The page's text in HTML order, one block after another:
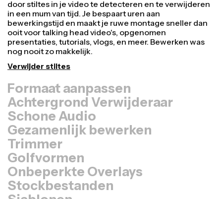
Hergebruik video's sneller en maak ze professioneler
met onze Resize Canvas functie! In slechts een paar
klikken kun je één video aanpassen naar de juiste
grootte voor elk ander platform, of het nu TikTok,
YouTube, Instagram, Twitter, Linkedin of ergens anders
is.
Video formaat aanpassen
Achtergrond Verwijderaar
Schone Audio
Gezamenlijk bewerken
Trimmer
Golfvormen
Onbeperkte Overlays
Stockbestanden
Sjablonen